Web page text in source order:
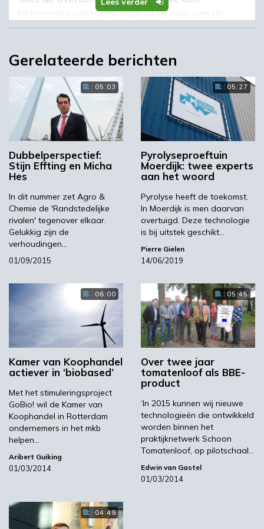
belangrijke volgende stap in de reis van de
haven om verder uit te groeien tot een hub in
Hellenthal, business manager Chemical &
Rotterdam. ‘Momenteel is dit deel van de
Maasvlakte 2 nog een maagdelijk gebied. We
verwachten op basis van gesprekken die
momenteel worden gevoerd met Nederlandse
en buitenlandse bedrijven, dat de eerste
ondernemingen zich binnen enkele jaren op de
Maasvlakte 2 zullen vestigen.’
Daarbij mikt Havenbedrijf Rotterdam vooral
op bedrijven die opereren in de biobased
industry, meer specifiek op het gebied van
(bio)energie, brandstoffen en
chemicaliën/materialen. Hellenthal stelt dat
gebied van de eerst twee domeinen met onder
meer de Spaanse bio-energiereus Abengoa die
in Europoort een bio-ethanolfabriek heeft
Infrastructuur nodig
Op het derde domein liggen in de haven veel
kansen aldus Hellenthal. Er zijn tal van grote
chemische bedrijven (circa 45) actief in het
havengebied, de meesten opereren wel in de
bedrijven is het toepassen van innovaties en
de ontwikkeling van biochemie één van de
Gerelateerde berichten
05:03
Dubbelperspectief:
Stijn Effting en Micha
Hes
In dit nummer zet Agro &
Chemie de 'Randstedelijke
rivalen' tegenover elkaar.
Gelukkig zijn de
verhoudingen…
01/09/2015
05:27
Pyrolyseproeftuin
Moerdijk: twee experts
aan het woord
Pyrolyse heeft de toekomst.
In Moerdijk is men daarvan
overtuigd. Deze technologie
is bij uitstek geschikt…
Pierre Gielen
14/06/2019
06:00
Kamer van Koophandel
actiever in ‘biobased’
Met het stimuleringsproject
GoBio! wil de Kamer van
Koophandel in Rotterdam
ondernemers in het mkb
helpen…
Aribert Guiking
01/03/2014
05:45
Over twee jaar
tomatenloof als BBE-
product
‘In 2015 kunnen wij nieuwe
technologieën die ontwikkeld
worden binnen het
praktijknetwerk Schoon
Tomatenloof, op pilotschaal…
Edwin van Gastel
01/03/2014
04:49